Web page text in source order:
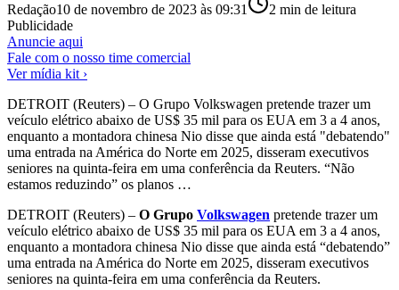
Redação10 de novembro de 2023 às 09:31 2 min de leitura
Publicidade
Anuncie aqui
Fale com o nosso time comercial
Ver mídia kit ›
DETROIT (Reuters) – O Grupo Volkswagen pretende trazer um
veículo elétrico abaixo de US$ 35 mil para os EUA em 3 a 4 anos,
enquanto a montadora chinesa Nio disse que ainda está "debatendo"
uma entrada na América do Norte em 2025, disseram executivos
seniores na quinta-feira em uma conferência da Reuters. “Não
estamos reduzindo” os planos …
DETROIT (Reuters) – O Grupo Volkswagen pretende trazer um
veículo elétrico abaixo de US$ 35 mil para os EUA em 3 a 4 anos,
enquanto a montadora chinesa Nio disse que ainda está “debatendo”
uma entrada na América do Norte em 2025, disseram executivos
seniores na quinta-feira em uma conferência da Reuters.